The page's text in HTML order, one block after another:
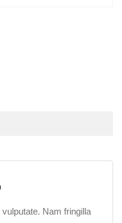
Nam fringilla